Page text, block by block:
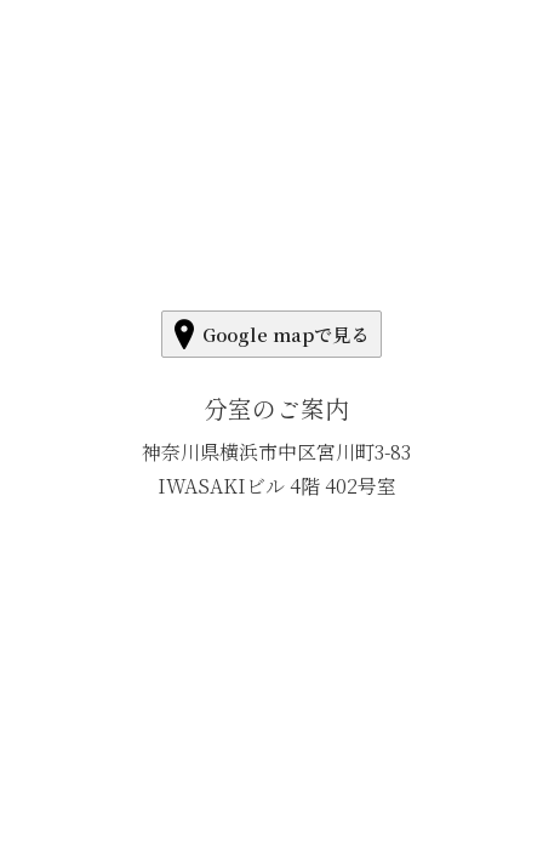
Google mapで見る
分室のご案内
神奈川県横浜市中区宮川町3-83
IWASAKIビル 4階 402号室